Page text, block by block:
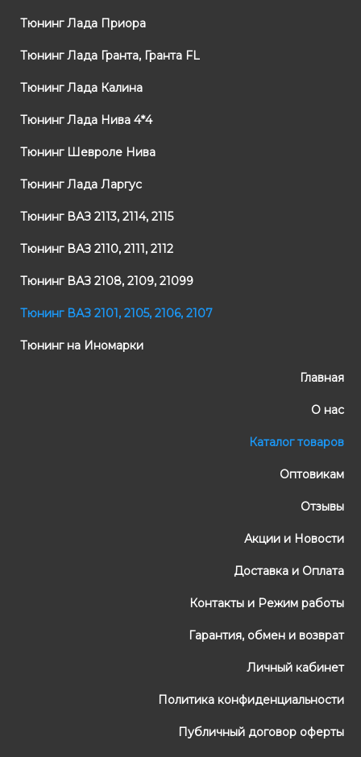
Тюнинг Лада Приора
Тюнинг Лада Гранта, Гранта FL
Тюнинг Лада Калина
Тюнинг Лада Нива 4*4
Тюнинг Шевроле Нива
Тюнинг Лада Ларгус
Тюнинг ВАЗ 2113, 2114, 2115
Тюнинг ВАЗ 2110, 2111, 2112
Тюнинг ВАЗ 2108, 2109, 21099
Тюнинг ВАЗ 2101, 2105, 2106, 2107
Тюнинг на Иномарки
Главная
О нас
Каталог товаров
Оптовикам
Отзывы
Акции и Новости
Доставка и Оплата
Контакты и Режим работы
Гарантия, обмен и возврат
Личный кабинет
Политика конфиденциальности
Публичный договор оферты